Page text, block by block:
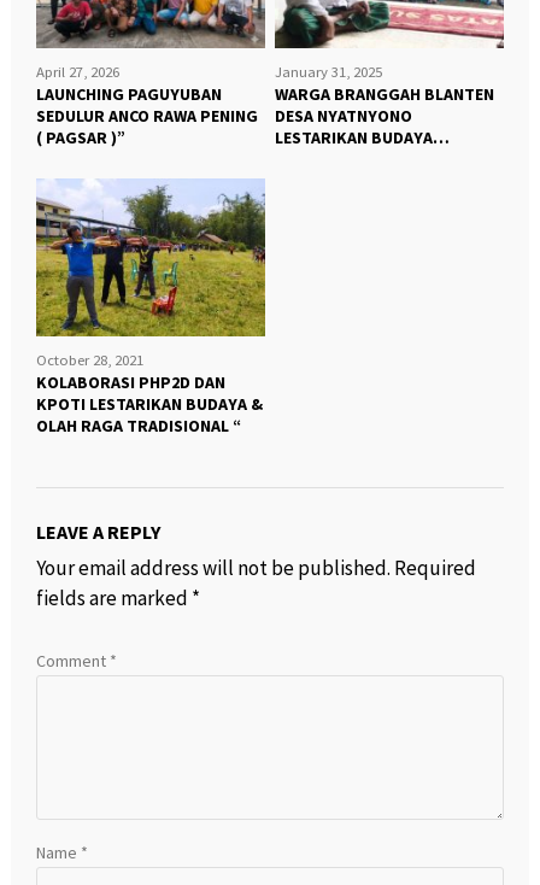
April 27, 2026
LAUNCHING PAGUYUBAN
SEDULUR ANCO RAWA PENING
( PAGSAR )”
January 31, 2025
WARGA BRANGGAH BLANTEN
DESA NYATNYONO
LESTARIKAN BUDAYA
October 28, 2021
KOLABORASI PHP2D DAN
KPOTI LESTARIKAN BUDAYA &
OLAH RAGA TRADISIONAL “
LEAVE A REPLY
Your email address will not be published. Required
fields are marked *
Comment *
Name *